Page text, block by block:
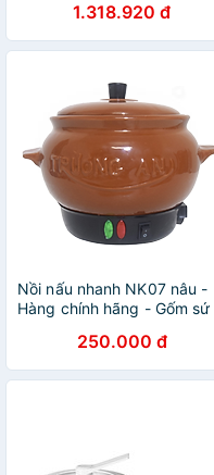
trong suốt - Chống dính -
Đường kính 27cm - Dung
tích 5L - 220V, 50Hz,
1.318.920 đ
Nồi nấu nhanh NK07 nâu -
Hàng chính hãng - Gốm sứ
250.000 đ